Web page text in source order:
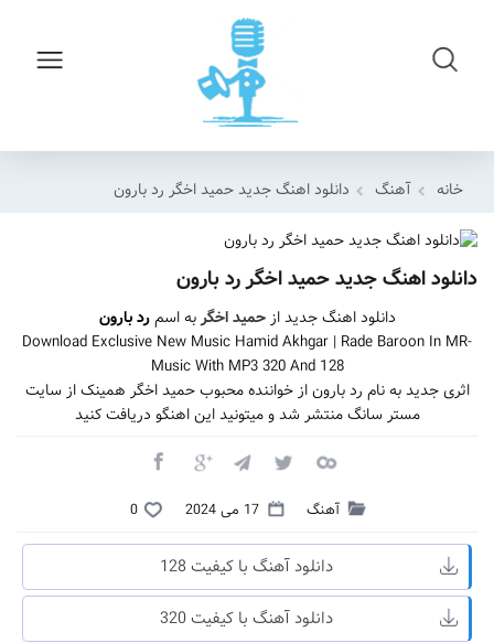
خانه آهنگ دانلود اهنگ جدید حمید اخگر رد بارون
دانلود اهنگ جدید حمید اخگر رد بارون
دانلود اهنگ جدید ازحمید اخگربه اسمرد بارون
Download Exclusive New Music Hamid Akhgar | Rade Baroon In MR-
Music With MP3 320 And 128
اثری جدید به نام رد بارون از خواننده محبوب حمید اخگر همینک از سایت
مستر سانگ منتشر شد و میتونید این اهنگو دریافت کنید
آهنگ 17 می 2024 0
دانلود آهنگ با کیفیت 128
دانلود آهنگ با کیفیت 320